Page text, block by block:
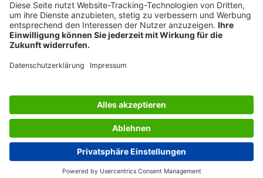
INFORMATIONEN
© 2026 - SIGEL
Deutschland